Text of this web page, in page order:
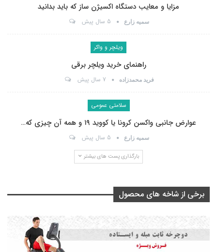
مزایا و معایب دستگاه اکسیژن ساز که باید بدانید
سمیه زارع 5 سال پیش
ویلچر و واکر
راهنمای خرید ویلچر برقی
فرید محمدزاده 7 سال پیش
سلامتی عمومی
عوارض جانبی واکسن کرونا یا کووید ۱۹ و همه آن چیزی که…
سمیه زارع 5 سال پیش
بارگذاری پست های بیشتر
برخی از شاخه های محصول